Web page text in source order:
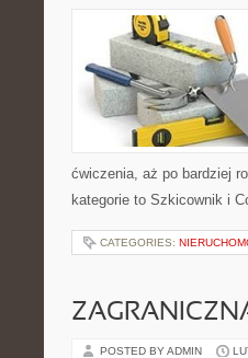
ćwiczenia, aż po bardziej
kategorie to Szkicownik i
CATEGORIES:
POSTED BY ADMIN